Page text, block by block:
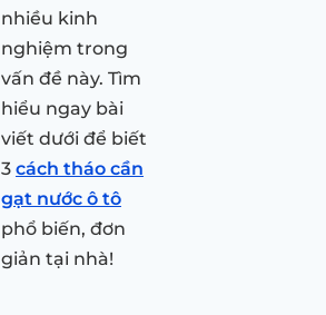
nhiều kinh
nghiệm trong
vấn đề này. Tìm
hiểu ngay bài
viết dưới để biết
3 cách tháo cần
gạt nước ô tô
phổ biến, đơn
giản tại nhà!